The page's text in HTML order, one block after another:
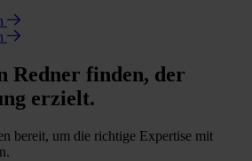
Redner finden, der
erzielt.
bereit, um die richtige Expertise mit